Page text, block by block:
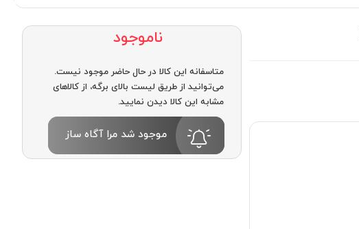
ناموجود
متاسفانه این کالا در حال حاضر موجود نیست.
می‌توانید از طریق لیست بالای برگه، از کالاهای
مشابه این کالا دیدن نمایید.
موجود شد مرا آگاه ساز